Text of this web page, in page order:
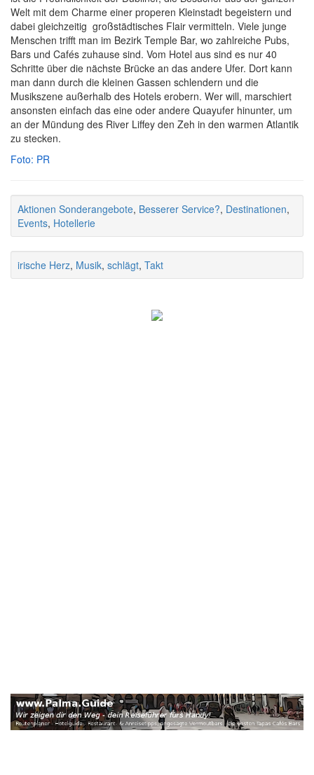
Welt mit dem Charme einer properen Kleinstadt begeistern und
dabei gleichzeitig großstädtisches Flair vermitteln. Viele junge
Menschen trifft man im Bezirk Temple Bar, wo zahlreiche Pubs,
Bars und Cafés zuhause sind. Vom Hotel aus sind es nur 40
Schritte über die nächste Brücke an das andere Ufer. Dort kann
man dann durch die kleinen Gassen schlendern und die
Musikszene außerhalb des Hotels erobern. Wer will, marschiert
ansonsten einfach das eine oder andere Quayufer hinunter, um
an der Mündung des River Liffey den Zeh in den warmen Atlantik
zu stecken.
Foto: PR
Aktionen Sonderangebote, Besserer Service?, Destinationen,
Events, Hotellerie
irische Herz, Musik, schlägt, Takt